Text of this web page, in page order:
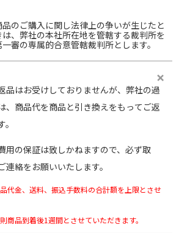
品のご購入に関し法律上の争いが生じたと
は、弊社の本社所在地を管轄する裁判所を
一審の専属的合意管轄裁判所とします。
品はお受けしておりませんが、弊社の過
、商品代を商品と引き換えをもってご返
用の保証は致しかねますので、必ず取
絡をお願いいたします。
代金、送料、振込手数料の合計額を上限とさせ
商品到着後1週間とさせていただきます。